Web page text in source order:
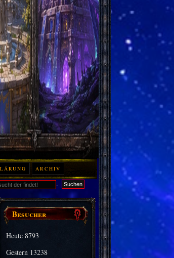
ARCHIV
. Suchen
Besucher
Heute8793
Gestern 13238